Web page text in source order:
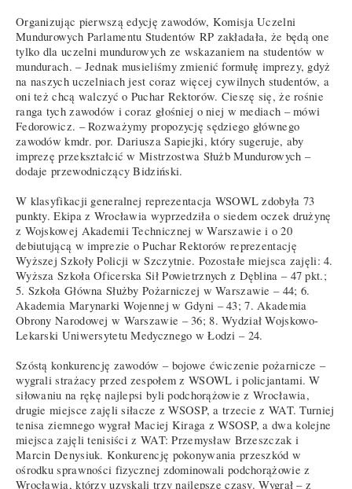
Organizując pierwszą edycję zawodów, Komisja Uczelni
Mundurowych Parlamentu Studentów RP zakładała, że będą one
tylko dla uczelni mundurowych ze wskazaniem na studentów w
mundurach. – Jednak musieliśmy zmienić formułę imprezy, gdyż
na naszych uczelniach jest coraz więcej cywilnych studentów, a
oni też chcą walczyć o Puchar Rektorów. Cieszę się, że rośnie
ranga tych zawodów i coraz głośniej o niej w mediach – mówi
Fedorowicz. – Rozważymy propozycję sędziego głównego
zawodów kmdr. por. Dariusza Sapiejki, który sugeruje, aby
imprezę przekształcić w Mistrzostwa Służb Mundurowych –
dodaje przewodniczący Bidziński.
W klasyfikacji generalnej reprezentacja WSOWL zdobyła 73
punkty. Ekipa z Wrocławia wyprzedziła o siedem oczek drużynę
z Wojskowej Akademii Technicznej w Warszawie i o 20
debiutującą w imprezie o Puchar Rektorów reprezentację
Wyższej Szkoły Policji w Szczytnie. Pozostałe miejsca zajęli: 4.
Wyższa Szkoła Oficerska Sił Powietrznych z Dęblina – 47 pkt.;
5. Szkoła Główna Służby Pożarniczej w Warszawie – 44; 6.
Akademia Marynarki Wojennej w Gdyni – 43; 7. Akademia
Obrony Narodowej w Warszawie – 36; 8. Wydział Wojskowo-
Lekarski Uniwersytetu Medycznego w Łodzi – 24.
Szóstą konkurencję zawodów – bojowe ćwiczenie pożarnicze –
wygrali strażacy przed zespołem z WSOWL i policjantami. W
siłowaniu na rękę najlepsi byli podchorążowie z Wrocławia,
drugie miejsce zajęli siłacze z WSOSP, a trzecie z WAT. Turniej
tenisa ziemnego wygrał Maciej Kiraga z WSOSP, a dwa kolejne
miejsca zajęli tenisiści z WAT: Przemysław Brzeszczak i
Marcin Denysiuk. Konkurencję pokonywania przeszkód w
ośrodku sprawności fizycznej zdominowali podchorążowie z
Wrocławia, którzy uzyskali trzy najlepsze czasy. Wygrał – z